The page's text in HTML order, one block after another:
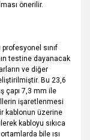
önerilir.
sınıf
testine dayanacak
ve diğer
Bu 23,6
çapı 7,3 ​​mm ile
işaretlenmesi
kablonun üzerine
kabloyu sıkıca
bile ısı